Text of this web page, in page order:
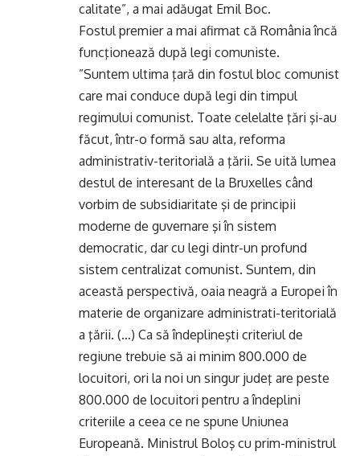
calitate”, a mai adăugat Emil Boc.
Fostul premier a mai afirmat că România încă
funcţionează după legi comuniste.
”Suntem ultima ţară din fostul bloc comunist
care mai conduce după legi din timpul
regimului comunist. Toate celelalte ţări şi-au
făcut, într-o formă sau alta, reforma
administrativ-teritorială a ţării. Se uită lumea
destul de interesant de la Bruxelles când
vorbim de subsidiaritate şi de principii
moderne de guvernare şi în sistem
democratic, dar cu legi dintr-un profund
sistem centralizat comunist. Suntem, din
această perspectivă, oaia neagră a Europei în
materie de organizare administrati-teritorială
a ţării. (…) Ca să îndeplineşti criteriul de
regiune trebuie să ai minim 800.000 de
locuitori, ori la noi un singur judeţ are peste
800.000 de locuitori pentru a îndeplini
criteriile a ceea ce ne spune Uniunea
Europeană. Ministrul Boloş cu prim-ministrul